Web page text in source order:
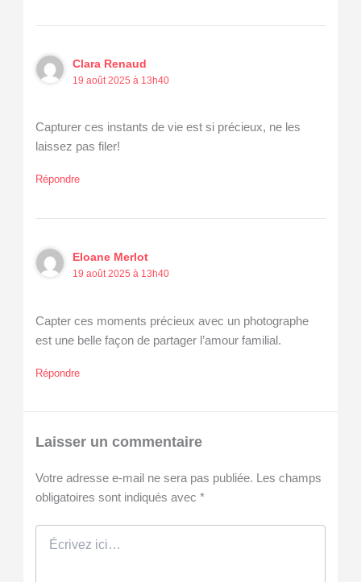
Clara Renaud
19 août 2025 à 13h40
Capturer ces instants de vie est si précieux, ne les
laissez pas filer!
Répondre
Eloane Merlot
19 août 2025 à 13h40
Capter ces moments précieux avec un photographe
est une belle façon de partager l’amour familial.
Répondre
Laisser un commentaire
Votre adresse e-mail ne sera pas publiée.
Les champs
obligatoires sont indiqués avec *
ici…